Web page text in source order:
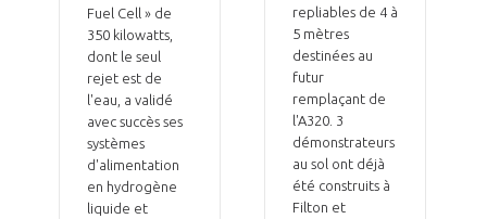
Fuel Cell » de
350 kilowatts,
dont le seul
rejet est de
l'eau, a validé
avec succès ses
systèmes
d'alimentation
en hydrogène
liquide et
repliables de 4 à
5 mètres
destinées au
futur
remplaçant de
l'A320. 3
démonstrateurs
au sol ont déjà
été construits à
Filton et